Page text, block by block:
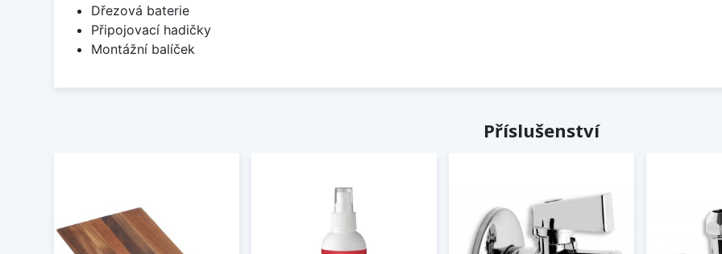
Dřezová baterie
Připojovací hadičky
Montážní balíček
Příslušenství